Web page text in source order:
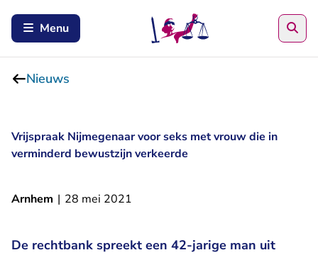
Menu
Nieuws
Vrijspraak Nijmegenaar voor seks met vrouw die in
verminderd bewustzijn verkeerde
Arnhem | 28 mei 2021
De rechtbank spreekt een 42-jarige man uit